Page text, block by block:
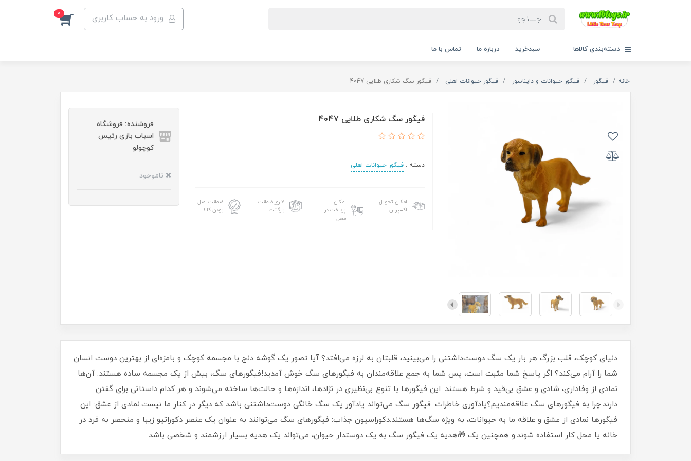
ورود به حساب کاربری 0
دسته‌بندی کالاها سبدخرید درباره ما تماس با ما
خانه فیگور فیگور حیوانات و دایناسور فیگور حیوانات اهلی فیگور سگ شکاری طلایی 4047
فیگور سگ شکاری طلایی 4047
دسته :فیگور حیوانات اهلی
امکان تحویل
اکسپرس
امکان
پرداخت در
محل
۷ روز ضمانت
بازگشت
ضمانت اصل
بودن کالا
فروشنده: فروشگاه
اسباب بازی رئیس
کوچولو
ناموجود
دنیای کوچک، قلب بزرگ هر بار یک سگ دوست‌داشتنی را می‌بینید، قلبتان به لرزه می‌افتد؟ آیا تصور یک گوشه دنج با مجسمه کوچک و بامزه‌ای از بهترین دوست انسان
شما را آرام می‌کند؟ اگر پاسخ شما مثبت است، پس شما به جمع علاقه‌مندان به فیگورهای سگ خوش آمدید!فیگورهای سگ، بیش از یک مجسمه ساده هستند. آن‌ها
نمادی از وفاداری، شادی و عشق بی‌قید و شرط هستند. این فیگورها با تنوع بی‌نظیری در نژادها، اندازه‌ها و حالت‌ها ساخته می‌شوند و هر کدام داستانی برای گفتن
دارند.چرا به فیگورهای سگ علاقه‌مندیم؟یادآوری خاطرات: فیگور سگ می‌تواند یادآور یک سگ خانگی دوست‌داشتنی باشد که دیگر در کنار ما نیست.نمادی از عشق: این
فیگورها نمادی از عشق و علاقه ما به حیوانات، به ویژه سگ‌ها هستند.دکوراسیون جذاب: فیگورهای سگ می‌توانند به عنوان یک عنصر دکوراتیو زیبا و منحصر به فرد در
خانه یا محل کار استفاده شوند.و همچنین یک 🎁هدیه یک فیگور سگ به یک دوستدار حیوان، می‌تواند یک هدیه بسیار ارزشمند و شخصی باشد.